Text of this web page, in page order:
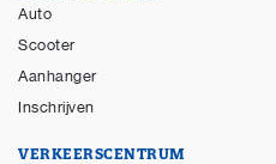
Auto
Scooter
Aanhanger
Inschrijven
VERKEERSCENTRUM